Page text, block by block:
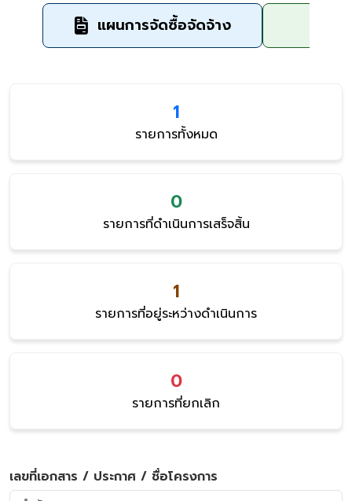
แผนการจัดซื้อจัดจ้าง
1
รายการทั้งหมด
0
รายการที่ดำเนินการเสร็จสิ้น
1
รายการที่อยู่ระหว่างดำเนินการ
0
รายการที่ยกเลิก
เลขที่เอกสาร / ประกาศ / ชื่อโครงการ